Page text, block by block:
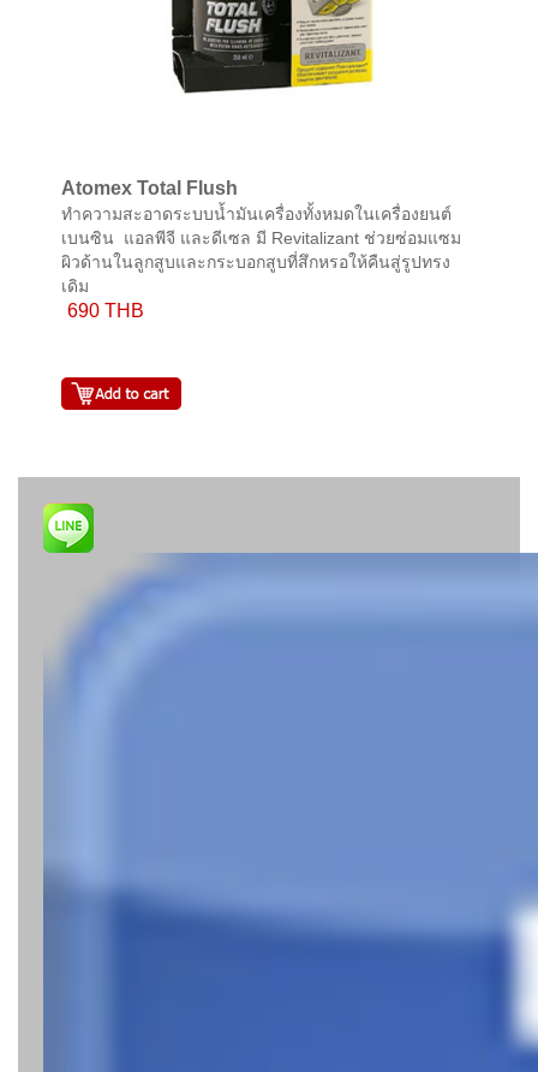
Atomex Total Flush
ทำความสะอาดระบบน้ำมันเครื่องทั้งหมดในเครื่องยนต์
เบนซิน แอลพีจี และดีเซล มี Revitalizant ช่วยซ่อมแซม
ผิวด้านในลูกสูบและกระบอกสูบที่สึกหรอให้คืนสู่รูปทรง
เดิม
690 THB